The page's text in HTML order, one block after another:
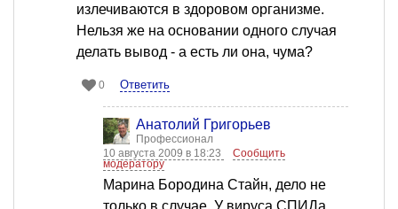
излечиваются в здоровом организме.
Нельзя же на основании одного случая
делать вывод - а есть ли она, чума?
0 Ответить
Анатолий Григорьев
Профессионал
10 августа 2009 в 18:23
Сообщить
модератору
Марина Бородина Стайн, дело не